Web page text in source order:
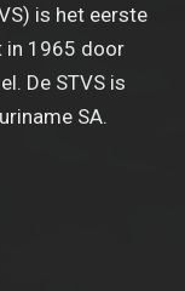
is het eerste
in 1965 door
De STVS is
SA.